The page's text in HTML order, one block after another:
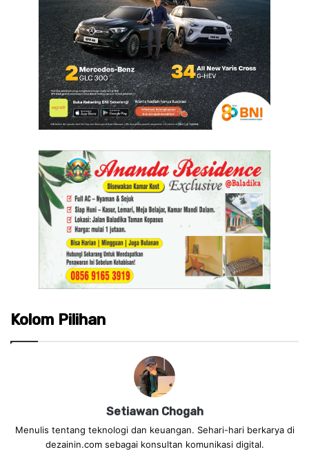
Kolom Pilihan
Setiawan Chogah
Menulis tentang teknologi dan keuangan. Sehari-hari berkarya di
dezainin.com sebagai konsultan komunikasi digital.